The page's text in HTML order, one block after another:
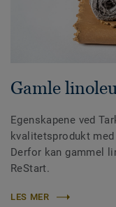
Gamle
Egenskapene ved
kvalitetsprodukt
Derfor kan gammel
ReStart.
LES MER